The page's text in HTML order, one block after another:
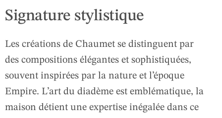
Signature stylistique
Les créations de Chaumet se distinguent par
des compositions élégantes et sophistiquées,
souvent inspirées par la nature et l’époque
Empire. L’art du diadème est emblématique, la
maison détient une expertise inégalée dans ce